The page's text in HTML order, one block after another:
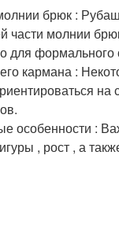
брюк :
части молнии
для формального
кармана :
на
особенности :
, рост , а